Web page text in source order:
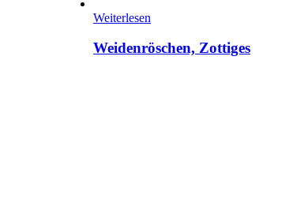
Weiterlesen
Weidenröschen, Zottiges